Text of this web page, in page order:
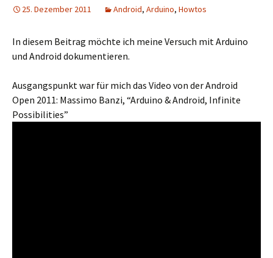
25. Dezember 2011 Android, Arduino, Howtos
In diesem Beitrag möchte ich meine Versuch mit Arduino
und Android dokumentieren.
Ausgangspunkt war für mich das Video von der Android
Open 2011: Massimo Banzi, “Arduino & Android, Infinite
Possibilities”